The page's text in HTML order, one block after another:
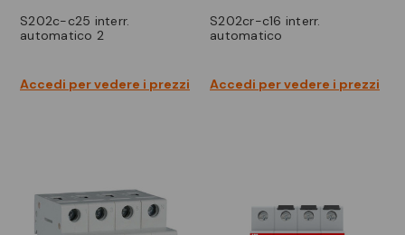
s202c-c25 interr.
automatico 2
Accedi per vedere i prezzi
s202cr-c16 interr.
automatico
Accedi per vedere i prezzi